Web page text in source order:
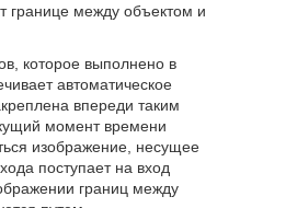
границе между объектом и
которое выполнено в
автоматическое
впереди таким
момент времени
изображение, несущее
поступает на вход
границ между